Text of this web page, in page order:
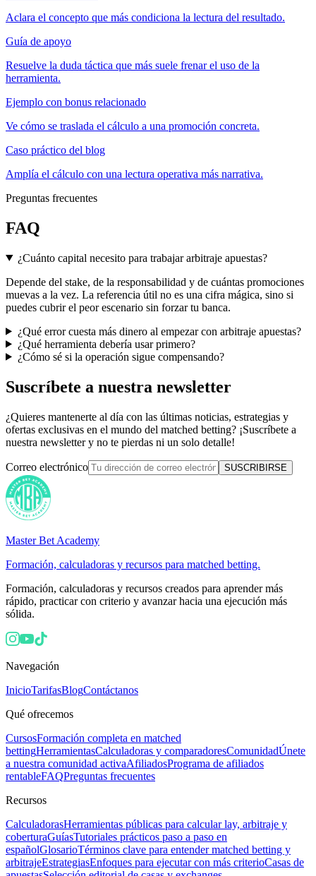
Aclara el concepto que más condiciona la lectura del resultado.
Guía de apoyo
Resuelve la duda táctica que más suele frenar el uso de la
herramienta.
Ejemplo con bonus relacionado
Ve cómo se traslada el cálculo a una promoción concreta.
Caso práctico del blog
Amplía el cálculo con una lectura operativa más narrativa.
Preguntas frecuentes
FAQ
¿Cuánto capital necesito para trabajar arbitraje apuestas?
Depende del stake, de la responsabilidad y de cuántas promociones
muevas a la vez. La referencia útil no es una cifra mágica, sino si
puedes cubrir el peor escenario sin forzar tu banca.
¿Qué error cuesta más dinero al empezar con arbitraje apuestas?
¿Qué herramienta debería usar primero?
¿Cómo sé si la operación sigue compensando?
Suscríbete a nuestra newsletter
¿Quieres mantenerte al día con las últimas noticias, estrategias y
ofertas exclusivas en el mundo del matched betting? ¡Suscríbete a
nuestra newsletter y no te pierdas ni un solo detalle!
Correo electrónico SUSCRIBIRSE
Master Bet Academy
Formación, calculadoras y recursos para matched betting.
Formación, calculadoras y recursos creados para aprender más
rápido, practicar con criterio y avanzar hacia una ejecución más
sólida.
Navegación
InicioTarifasBlogContáctanos
Qué ofrecemos
CursosFormación completa en matched
bettingHerramientasCalculadoras y comparadoresComunidadÚnete
a nuestra comunidad activaAfiliadosPrograma de afiliados
rentableFAQPreguntas frecuentes
Recursos
CalculadorasHerramientas públicas para calcular lay, arbitraje y
coberturaGuíasTutoriales prácticos paso a paso en
españolGlosarioTérminos clave para entender matched betting y
arbitrajeEstrategiasEnfoques para ejecutar con más criterioCasas de